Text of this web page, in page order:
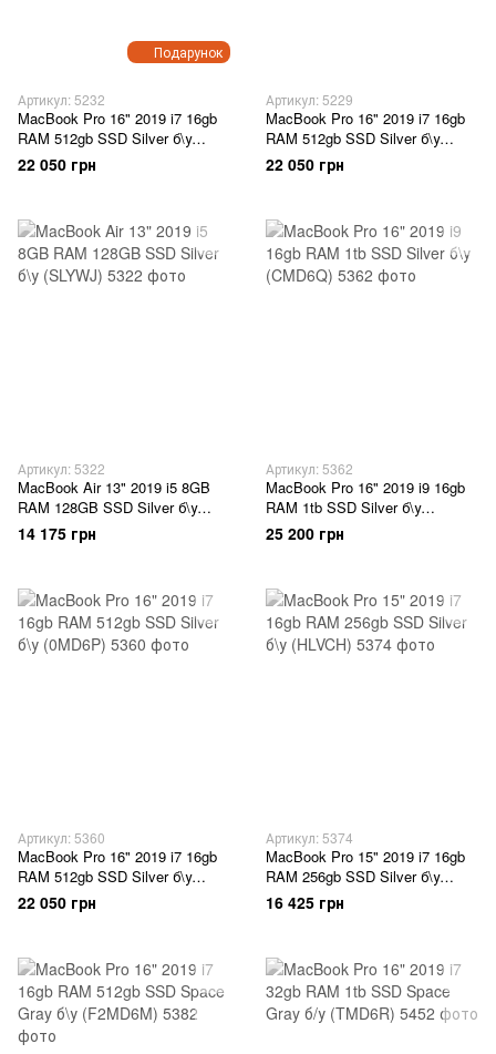
Подарунок
Артикул: 5232
MacBook Pro 16" 2019 i7 16gb
RAM 512gb SSD Silver б\у
(LMD6P)
22 050 грн
Артикул: 5229
MacBook Pro 16" 2019 i7 16gb
RAM 512gb SSD Silver б\у
(FMD6M)
22 050 грн
Артикул: 5322
MacBook Air 13" 2019 i5 8GB
RAM 128GB SSD Silver б\у
(SLYWJ)
14 175 грн
Артикул: 5362
MacBook Pro 16" 2019 i9 16gb
RAM 1tb SSD Silver б\у
(CMD6Q)
25 200 грн
Артикул: 5360
MacBook Pro 16" 2019 i7 16gb
RAM 512gb SSD Silver б\у
(0MD6P)
22 050 грн
Артикул: 5374
MacBook Pro 15" 2019 i7 16gb
RAM 256gb SSD Silver б\у
(HLVCH)
16 425 грн